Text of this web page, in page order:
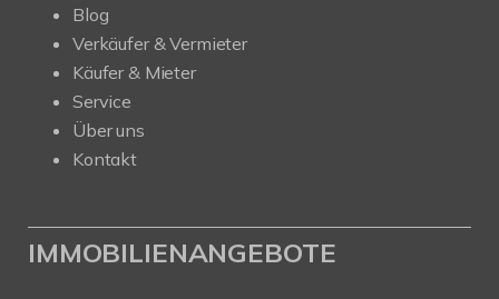
Blog
Verkäufer & Vermieter
Käufer & Mieter
Service
Über uns
Kontakt
IMMOBILIENANGEBOTE